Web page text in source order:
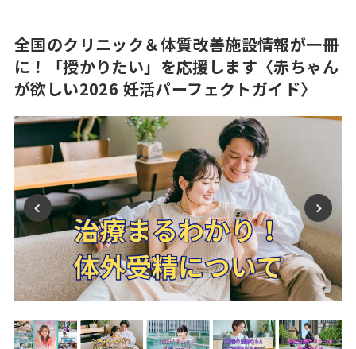
全国のクリニック＆体質改善施設情報が一冊
に！「授かりたい」を応援します〈赤ちゃん
が欲しい2026 妊活パーフェクトガイド〉